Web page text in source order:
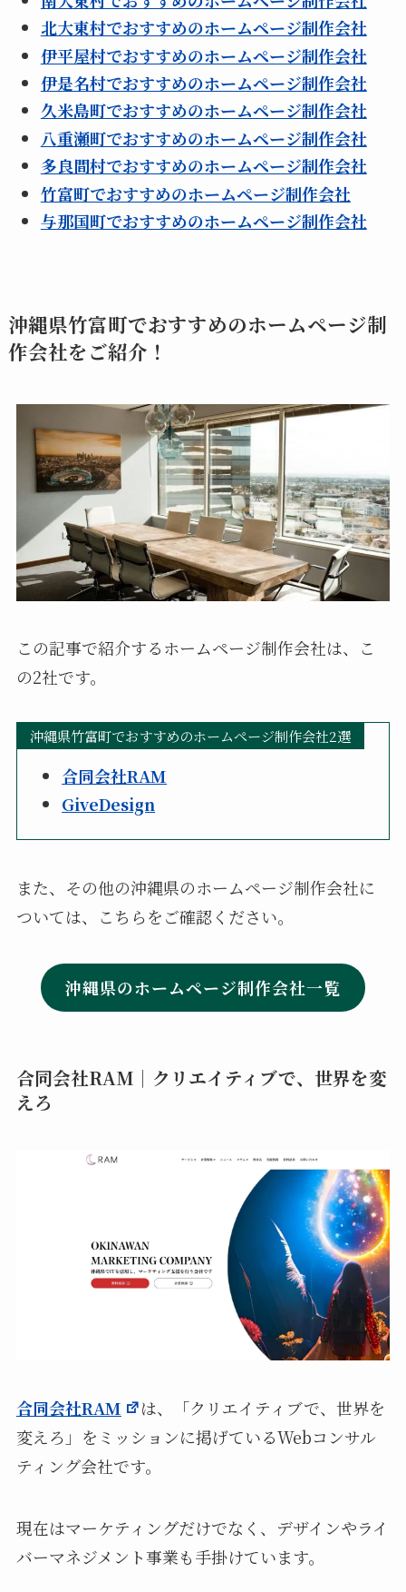
北大東村でおすすめのホームページ制作会社
伊平屋村でおすすめのホームページ制作会社
伊是名村でおすすめのホームページ制作会社
久米島町でおすすめのホームページ制作会社
八重瀬町でおすすめのホームページ制作会社
多良間村でおすすめのホームページ制作会社
竹富町でおすすめのホームページ制作会社
与那国町でおすすめのホームページ制作会社
沖縄県竹富町でおすすめのホームページ制
作会社をご紹介！
この記事で紹介するホームページ制作会社は、こ
の2社です。
沖縄県竹富町でおすすめのホームページ制作会社2選
合同会社RAM
GiveDesign
また、その他の沖縄県のホームページ制作会社に
ついては、こちらをご確認ください。
沖縄県のホームページ制作会社一覧
合同会社RAM｜クリエイティブで、世界を変
えろ
合同会社RAM
は、「クリエイティブで、世界を
変えろ」をミッションに掲げているWebコンサル
ティング会社です。
現在はマーケティングだけでなく、デザインやライ
バーマネジメント事業も手掛けています。